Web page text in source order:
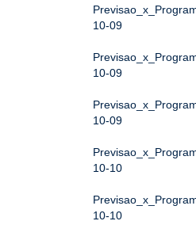
10-09
10-09
10-09
10-10
10-10